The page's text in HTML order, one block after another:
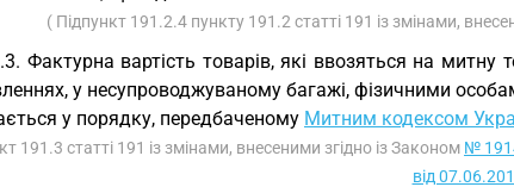
( Підпункт 191.2.4 пункту 191.2 статті 191 із змінами,
Фактурна вартість товарів, які ввозяться на
у несупроводжуваному багажі, фізичними
у порядку, передбаченому Митним кодексом
191.3 статті 191 із змінами, внесеними згідно із Законом №
від